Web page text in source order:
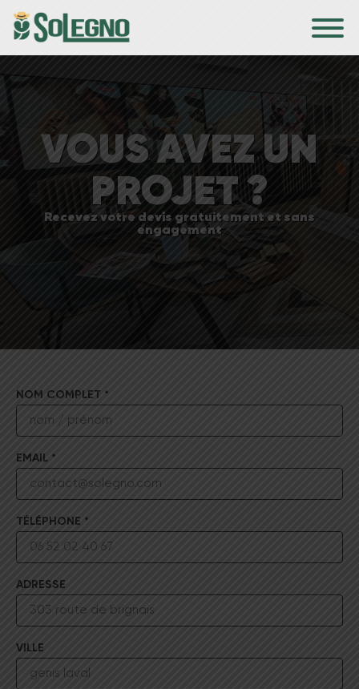
VOUS AVEZ UN
PROJET ?
Recevez votre devis gratuitement et sans
engagement
NOM COMPLET *
EMAIL *
TÉLÉPHONE *
ADRESSE
VILLE